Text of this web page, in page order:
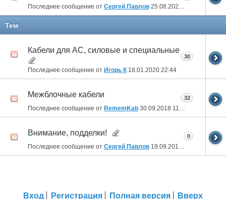
Последнее сообщение от Сергей Павлов 25.08.2023
Тем
Кабели для АС, силовые и специальные
Последнее сообщение от Игорь К 18.01.2020 22:44
30
Межблочные кабели
Последнее сообщение от RememKab 30.09.2018 11:40
32
Внимание, подделки!
Последнее сообщение от Сергей Павлов 19.09.2015 12:41
0
Вход Регистрация Полная версия Вверх